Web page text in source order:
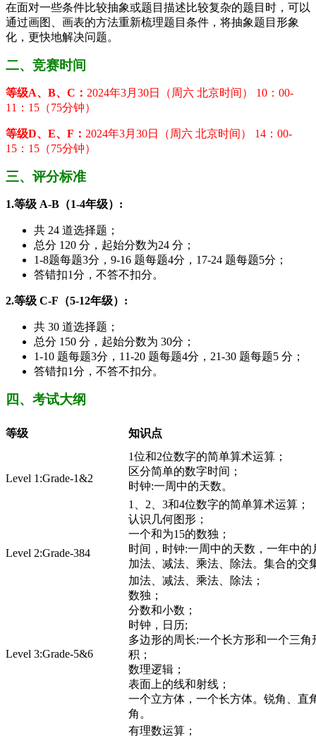
在面对一些条件比较抽象或题目描述比较复杂的题目时，可以
通过画图、画表的方法重新梳理题目条件，将抽象题目形象
化，更快地解决问题。
二、竞赛时间
等级A、B、C： 2024年3月30日（周六 北京时间） 10：00-
11：15（75分钟）
等级D、E、F： 2024年3月30日（周六 北京时间） 14：00-
15：15（75分钟）
三、评分标准
1.等级 A-B（1-4年级）:
共 24 道选择题；
总分 120 分，起始分数为24 分；
1-8题每题3分，9-16 题每题4分，17-24 题每题5分；
答错扣1分，不答不扣分。
2.等级 C-F（5-12年级）:
共 30 道选择题；
总分 150 分，起始分数为 30分；
1-10 题每题3分，11-20 题每题4分，21-30 题每题5 分；
答错扣1分，不答不扣分。
四、考试大纲
等级 知识点
Level 1:Grade-1&2
1位和2位数字的简单算术运算；
区分简单的数字时间；
时钟:一周中的天数。
Level 2:Grade-384
1、2、3和4位数字的简单算术运算；
认识几何图形；
一个和为15的数独；
时间，时钟:一周中的天数，一年中的
加法、减法、乘法、除法。集合的交
Level 3:Grade-5&6
加法、减法、乘法、除法；
数独；
分数和小数；
时钟，日历;
多边形的周长:一个长方形和一个三角
积；
数理逻辑；
表面上的线和射线；
一个立方体，一个长方体。锐角、直
角。
有理数运算；